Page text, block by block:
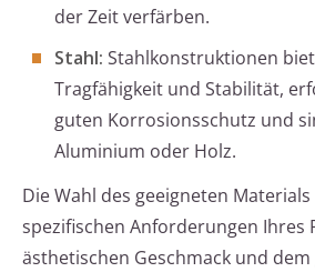
der Zeit verfärben.
Stahl: Stahlkonstruktionen
Tragfähigkeit und Stabilität,
guten Korrosionsschutz und
Aluminium oder Holz.
Die Wahl des geeigneten
spezifischen Anforderungen Ihres
ästhetischen Geschmack und